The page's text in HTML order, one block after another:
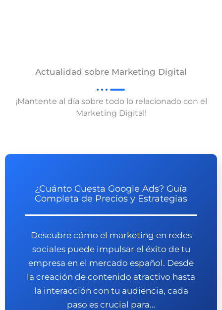
Actualidad sobre Marketing Digital
¡Mantente al día sobre todo lo relacionado con el
Marketing Digital!
¿Cuánto Cuesta Google Ads? Guía
Completa de Precios y Estrategias
Descubre cómo el marketing en redes
sociales puede impulsar el éxito de tu
empresa en el mercado español. Desde
la creación de contenido atractivo hasta
la interacción con tu audiencia, cada
paso es crucial para…